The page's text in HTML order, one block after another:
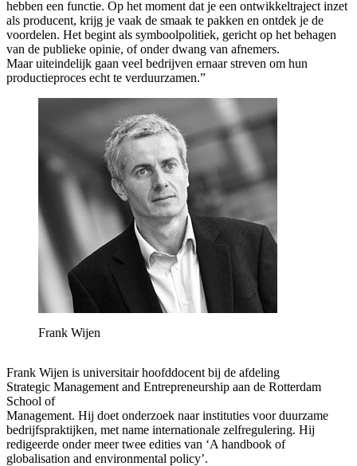
hebben een functie. Op het moment dat je een ontwikkeltraject inzet
als producent, krijg je vaak de smaak te pakken en ontdek je de
voordelen. Het begint als symboolpolitiek, gericht op het behagen
van de publieke opinie, of onder dwang van afnemers.
Maar uiteindelijk gaan veel bedrijven ernaar streven om hun
productieproces echt te verduurzamen.”
Frank Wijen
Frank Wijen is universitair hoofddocent bij de afdeling
Strategic Management and Entrepreneurship aan de Rotterdam
School of
Management. Hij doet onderzoek naar instituties voor duurzame
bedrijfspraktijken, met name internationale zelfregulering. Hij
redigeerde onder meer twee edities van ‘A handbook of
globalisation and environmental policy’.